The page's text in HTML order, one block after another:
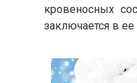
кровеносных
заключается в